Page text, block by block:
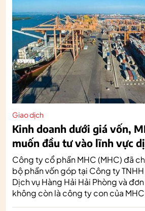
Giao dịch
Kinh doanh dưới giá vốn,
muốn đầu tư vào lĩnh vực
Công ty cổ phần MHC (MHC) đã
bộ phần vốn góp tại Công ty TNHH
Dịch vụ Hàng Hải Hải Phòng và
không còn là công ty con của